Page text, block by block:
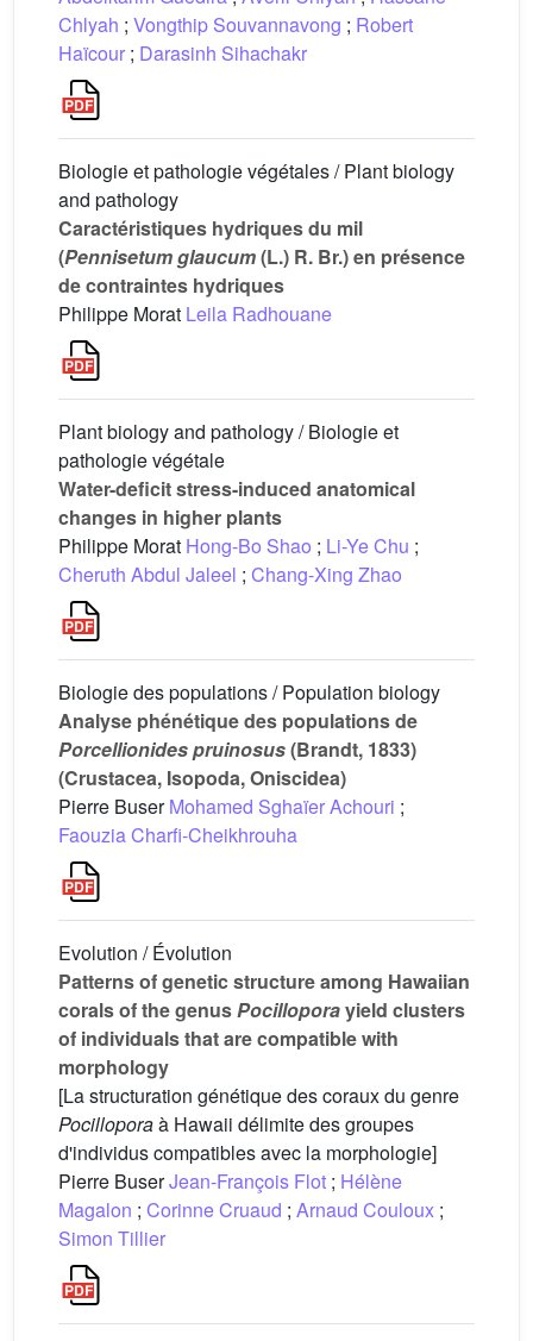
Chlyah ; Vongthip Souvannavong ; Robert
Haïcour ; Darasinh Sihachakr
Biologie et pathologie végétales / Plant biology
and pathology
Caractéristiques hydriques du mil
(Pennisetum glaucum(L.) R. Br.) en présence
de contraintes hydriques
Philippe Morat Leila Radhouane
Plant biology and pathology / Biologie et
pathologie végétale
Water-deficit stress-induced anatomical
changes in higher plants
Philippe Morat Hong-Bo Shao ; Li-Ye Chu ;
Cheruth Abdul Jaleel ; Chang-Xing Zhao
Biologie des populations / Population biology
Analyse phénétique des populations de
Porcellionides pruinosus(Brandt, 1833)
(Crustacea, Isopoda, Oniscidea)
Pierre BuserMohamed Sghaïer Achouri ;
Faouzia Charfi-Cheikhrouha
Evolution / Évolution
Patterns of genetic structure among Hawaiian
corals of the genusPocilloporayield clusters
of individuals that are compatible with
morphology
[La structuration génétique des coraux du genre
Pocilloporaà Hawaii délimite des groupes
d'individus compatibles avec la morphologie]
Pierre BuserJean-François Flot ; Hélène
Magalon ; Corinne Cruaud ; Arnaud Couloux ;
Simon Tillier